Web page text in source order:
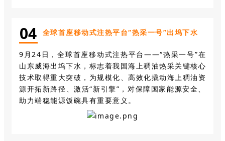
04 全球首座移动式注热平台“热采一号”出坞下水
9月24日，全球首座移动式注热平台——“热采一号”在
山东威海出坞下水，标志着我国海上稠油热采关键核心
技术取得重大突破，为规模化、高效化撬动海上稠油资
源开拓新路径、激活“新引擎”，对保障国家能源安全、
助力端稳能源饭碗具有重要意义。